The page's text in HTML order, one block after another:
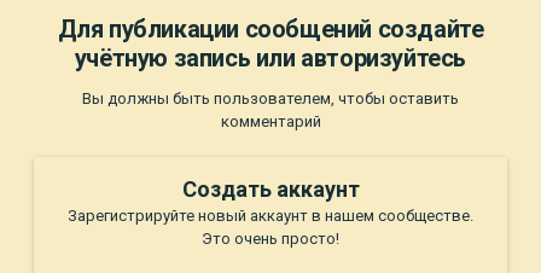
Для публикации сообщений создайте
учётную запись или авторизуйтесь
Вы должны быть пользователем, чтобы оставить
комментарий
Создать аккаунт
Зарегистрируйте новый аккаунт в нашем сообществе.
Это очень просто!